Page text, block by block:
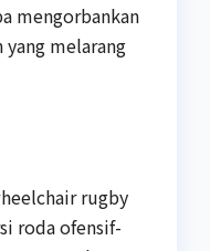
mengorbankan
melarang
rugby
roda ofensif-